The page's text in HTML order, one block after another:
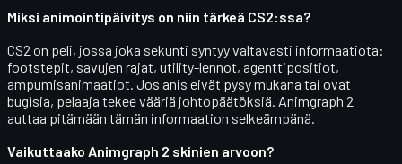
Miksi animointipäivitys on niin tärkeä CS2:ssa?
CS2 on peli, jossa joka sekunti syntyy valtavasti informaatiota:
footstepit, savujen rajat, utility-lennot, agenttipositiot,
ampumisanimaatiot. Jos anis eivät pysy mukana tai ovat
bugisia, pelaaja tekeevääriä johtopäätöksiä. Animgraph 2
auttaa pitämään tämän informaation selkeämpänä.
Vaikuttaako Animgraph 2 skinien arvoon?